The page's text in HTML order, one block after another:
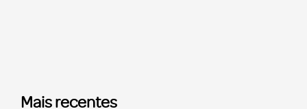
Mais recentes